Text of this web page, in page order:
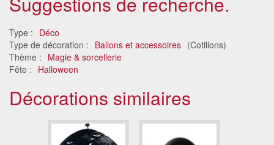
Type : Déco
Type de décoration : Ballons et accessoires (Cotillons)
Thème : Magie & sorcellerie
Fête : Halloween
Décorations similaires